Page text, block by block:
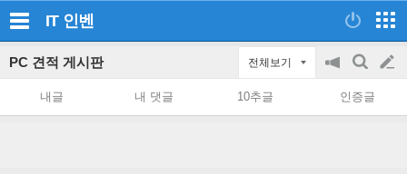
IT 인벤
PC 견적 게시판 전체보기
공
on/off
검
색
글
쓰
내글 내 댓글 10추글 인증글